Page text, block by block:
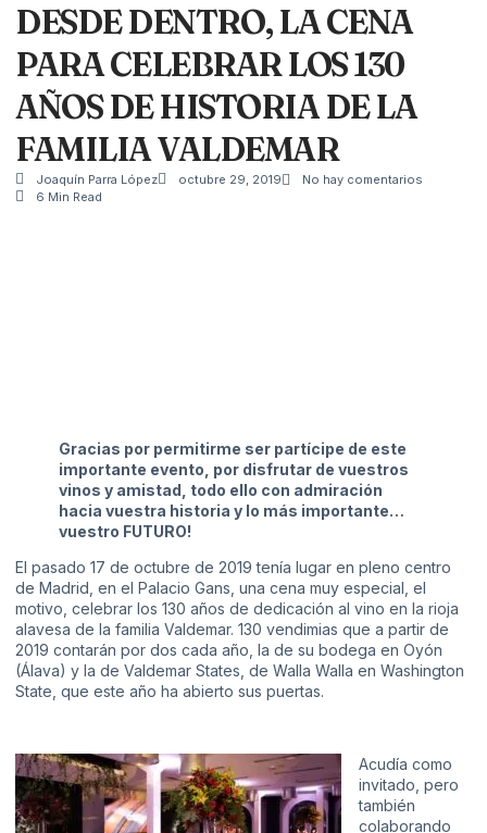
DESDE DENTRO, LA CENA
PARA CELEBRAR LOS 130
AÑOS DE HISTORIA DE LA
FAMILIA VALDEMAR
Joaquín Parra López octubre 29, 2019
No hay comentarios
6 Min Read
Gracias por permitirme ser partícipe de este
importante evento, por disfrutar de vuestros
vinos y amistad, todo ello con admiración
hacia vuestra historia y lo más importante…
vuestro FUTURO!
El pasado 17 de octubre de 2019 tenía lugar en pleno centro
de Madrid, en el Palacio Gans, una cena muy especial, el
motivo, celebrar los 130 años de dedicación al vino en la rioja
alavesa de la familia Valdemar. 130 vendimias que a partir de
2019 contarán por dos cada año, la de su bodega en Oyón
(Álava) y la de Valdemar States, de Walla Walla en Washington
State, que este año ha abierto sus puertas.
Acudía como
invitado, pero
también
colaborando